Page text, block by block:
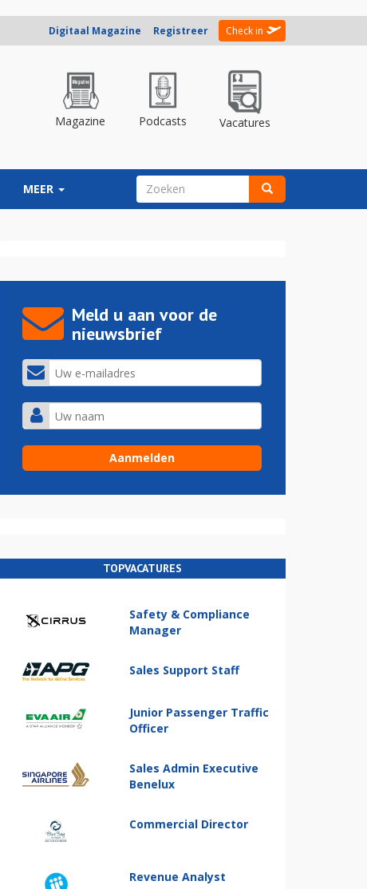
Digitaal Magazine Registreer Check in
Magazine Podcasts Vacatures
MEER ZOEKVELD
Meld u aan voor de
nieuwsbrief
TOPVACATURES
Safety & Compliance
Manager
Sales Support Staff
Junior Passenger Traffic
Officer
Sales Admin Executive
Benelux
Commercial Director
Revenue Analyst